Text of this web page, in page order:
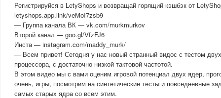
Регистрируйся в LetyShops и возвращай горящий кэшбэк от
letyshops.app.link/veMoI7zsb9
— Группа канала ВК — vk.com/murkmurkov
Второй канал — goo.gl/VfzFJ6
Инста — instagram.com/maddy_murk/
— Всем привет! Сегодня у нас новый странный видос с тестом
процессора, с достаточно низкой тактовой частотой.
В этом видео мы с вами оценим игровой потенциал двух ядер,
очень, игры, посмотрим на синтетические тесты и повседневные
самых старых ядра со всем этим.